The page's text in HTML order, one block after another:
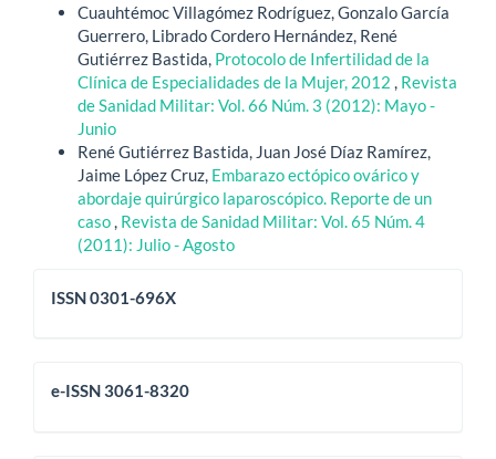
Cuauhtémoc Villagómez Rodríguez, Gonzalo García
Guerrero, Librado Cordero Hernández, René
Gutiérrez Bastida, Protocolo de Infertilidad de la
Clínica de Especialidades de la Mujer, 2012 , Revista
de Sanidad Militar: Vol. 66 Núm. 3 (2012): Mayo -
Junio
René Gutiérrez Bastida, Juan José Díaz Ramírez,
Jaime López Cruz, Embarazo ectópico ovárico y
abordaje quirúrgico laparoscópico. Reporte de un
caso, Revista de Sanidad Militar: Vol. 65 Núm. 4
(2011): Julio - Agosto
issn
ISSN 0301-696X
eissn
e-ISSN 3061-8320